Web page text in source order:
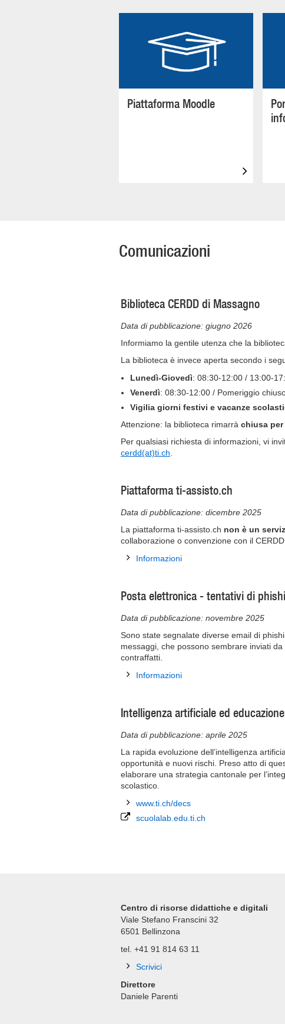
Piattaforma Moodle
Comunicazioni
Biblioteca CERDD di Massagno
Data di pubblicazione: giugno 2026
Informiamo la gentile utenza che la
La biblioteca è invece aperta secondo i
Lunedì-Giovedì: 08:30-12:00 / 13:00-
Venerdì: 08:30-12:00 / Pomeriggio
Vigilia giorni festivi e vacanze
Attenzione: la biblioteca rimarrà chiusa per
Per qualsiasi richiesta di informazioni, vi
cerdd(at)ti.ch.
Piattaforma ti-assisto.ch
Data di pubblicazione: dicembre 2025
La piattaforma ti-assisto.ch non è un
collaborazione o convenzione con il
Informazioni
Posta elettronica - tentativi di
Data di pubblicazione: novembre 2025
Sono state segnalate diverse email di
messaggi, che possono sembrare inviati
contraffatti.
Informazioni
Intelligenza artificiale ed educazione
Data di pubblicazione: aprile 2025
La rapida evoluzione dell’intelligenza
opportunità e nuovi rischi. Preso atto di
elaborare una strategia cantonale per
scolastico.
www.ti.ch/decs
scuolalab.edu.ti.ch
Centro di risorse didattiche e digitali
Viale Stefano Franscini 32
6501 Bellinzona
tel. +41 91 814 63 11
Scrivici
Direttore
Daniele Parenti